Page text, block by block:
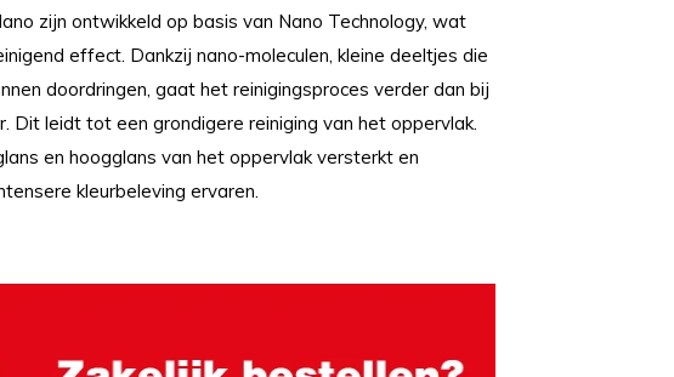
zijn ontwikkeld op basis van Nano Technology, wat
effect. Dankzij nano-moleculen, kleine deeltjes die
doordringen, gaat het reinigingsproces verder dan bij
Dit leidt tot een grondigere reiniging van het oppervlak.
en hoogglans van het oppervlak versterkt en
kleurbeleving ervaren.